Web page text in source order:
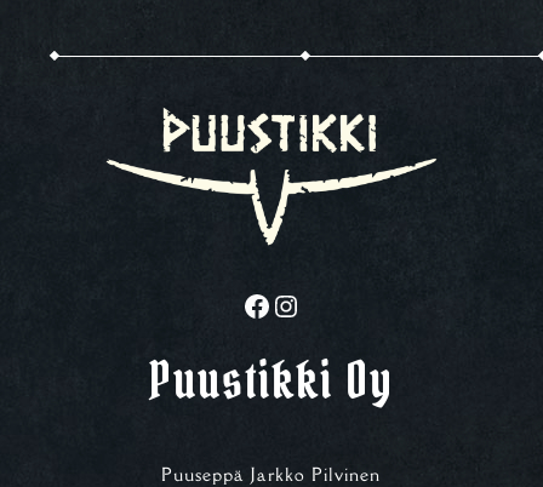
Facebook Instagram
Puustikki Oy
Puuseppä Jarkko Pilvinen